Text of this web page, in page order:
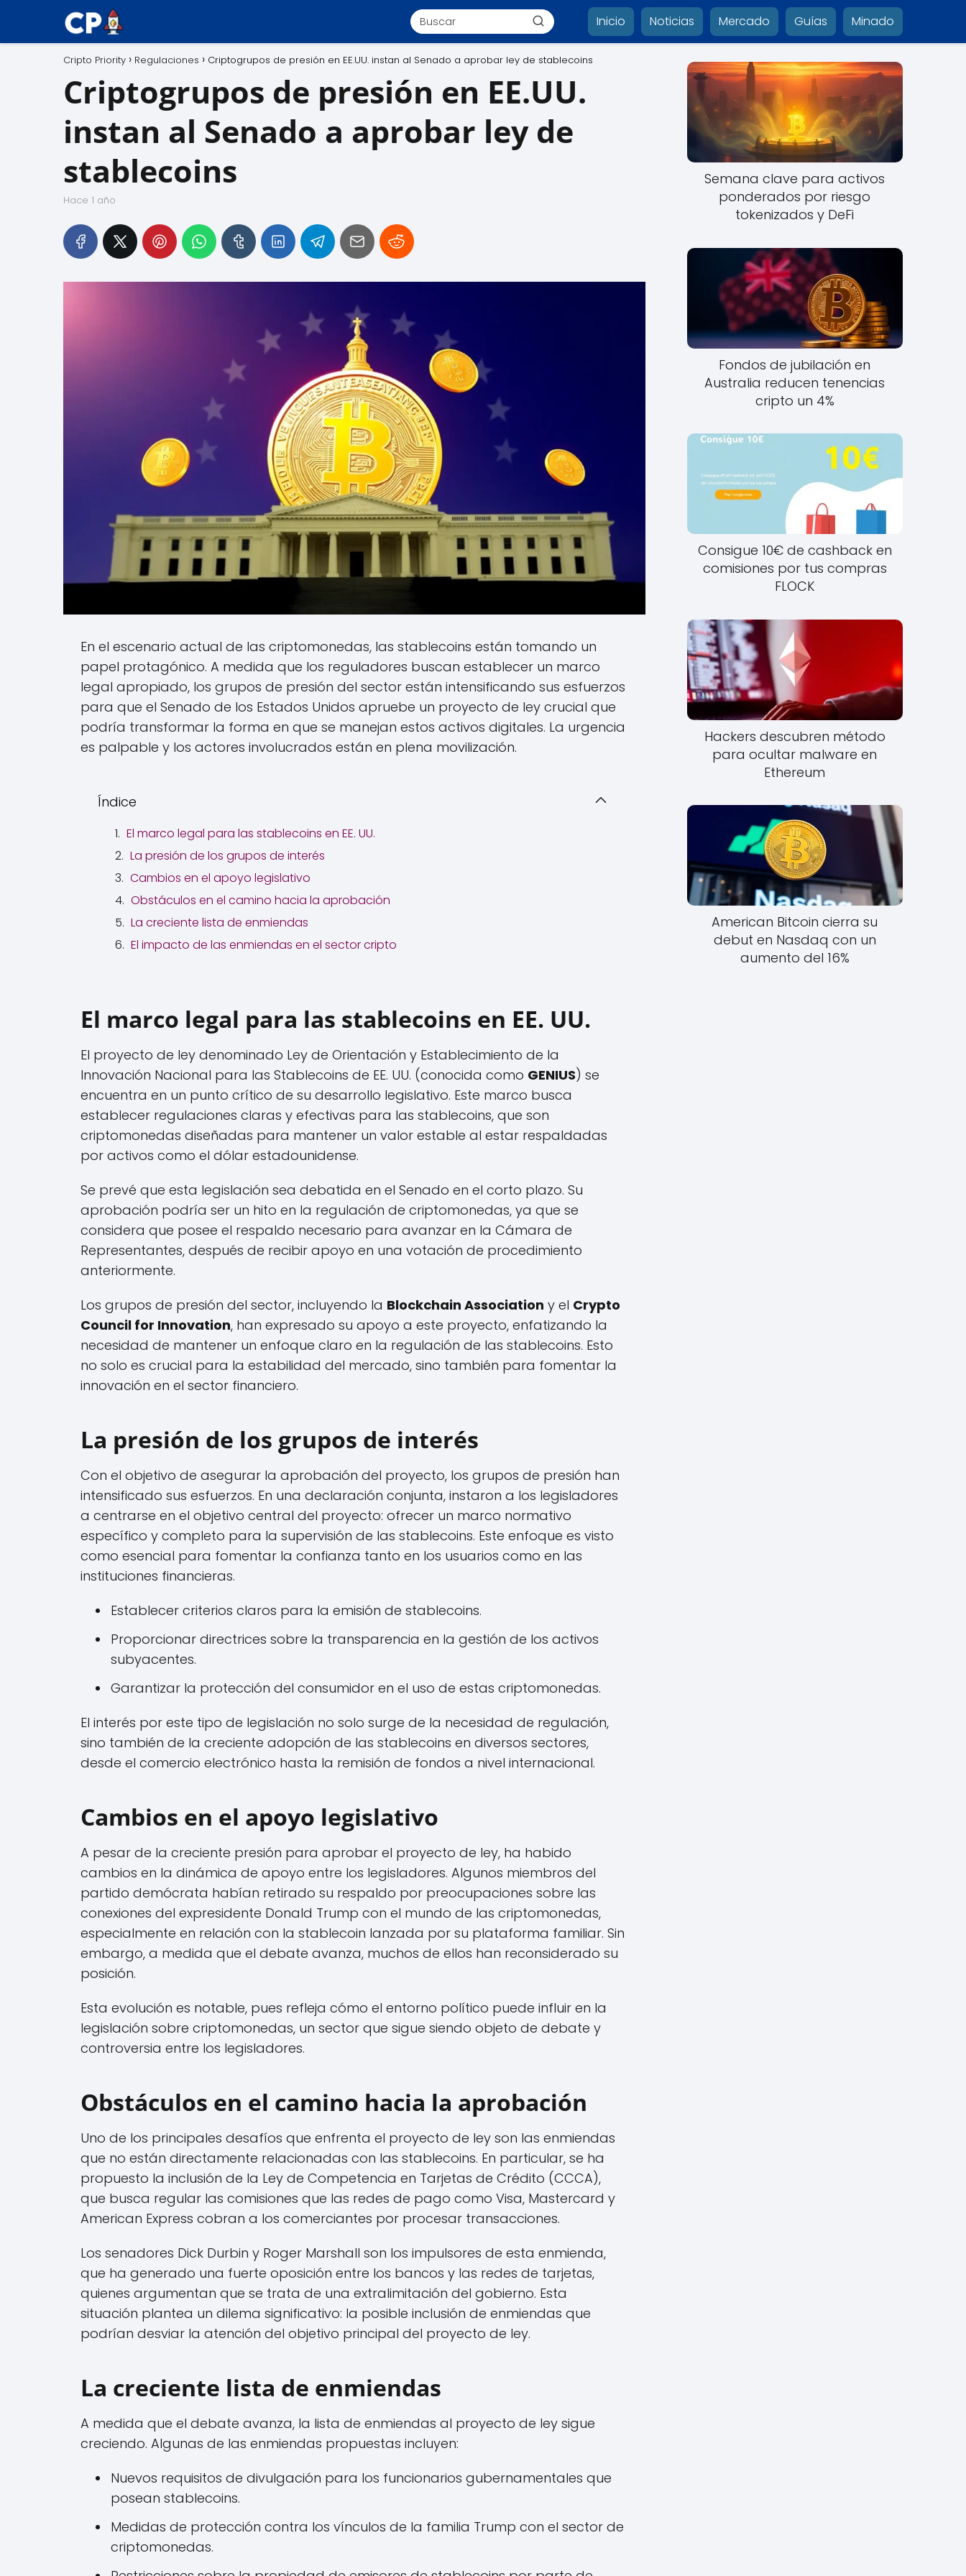
Inicio Noticias Mercado Guías Minado
Cripto Priority Regulaciones Criptogrupos de presión en EE.UU. instan al Senado a aprobar ley de stablecoins
Criptogrupos de presión en EE.UU.
instan al Senado a aprobar ley de
stablecoins
hace 1 año
En el escenario actual de las criptomonedas, las stablecoins están tomando un
papel protagónico. A medida que los reguladores buscan establecer un marco
legal apropiado, los grupos de presión del sector están intensificando sus esfuerzos
para que el Senado de los Estados Unidos apruebe un proyecto de ley crucial que
podría transformar la forma en que se manejan estos activos digitales. La urgencia
es palpable y los actores involucrados están en plena movilización.
Índice
El marco legal para las stablecoins en EE. UU.
La presión de los grupos de interés
Cambios en el apoyo legislativo
Obstáculos en el camino hacia la aprobación
La creciente lista de enmiendas
El impacto de las enmiendas en el sector cripto
El marco legal para las stablecoins en EE. UU.
El proyecto de ley denominado Ley de Orientación y Establecimiento de la
Innovación Nacional para las Stablecoins de EE. UU. (conocida como GENIUS) se
encuentra en un punto crítico de su desarrollo legislativo. Este marco busca
establecer regulaciones claras y efectivas para las stablecoins, que son
criptomonedas diseñadas para mantener un valor estable al estar respaldadas
por activos como el dólar estadounidense.
Se prevé que esta legislación sea debatida en el Senado en el corto plazo. Su
aprobación podría ser un hito en la regulación de criptomonedas, ya que se
considera que posee el respaldo necesario para avanzar en la Cámara de
Representantes, después de recibir apoyo en una votación de procedimiento
anteriormente.
Los grupos de presión del sector, incluyendo la Blockchain Association y el Crypto
Council for Innovation, han expresado su apoyo a este proyecto, enfatizando la
necesidad de mantener un enfoque claro en la regulación de las stablecoins. Esto
no solo es crucial para la estabilidad del mercado, sino también para fomentar la
innovación en el sector financiero.
La presión de los grupos de interés
Con el objetivo de asegurar la aprobación del proyecto, los grupos de presión han
intensificado sus esfuerzos. En una declaración conjunta, instaron a los legisladores
a centrarse en el objetivo central del proyecto: ofrecer un marco normativo
específico y completo para la supervisión de las stablecoins. Este enfoque es visto
como esencial para fomentar la confianza tanto en los usuarios como en las
instituciones financieras.
Establecer criterios claros para la emisión de stablecoins.
Proporcionar directrices sobre la transparencia en la gestión de los activos
subyacentes.
Garantizar la protección del consumidor en el uso de estas criptomonedas.
El interés por este tipo de legislación no solo surge de la necesidad de regulación,
sino también de la creciente adopción de las stablecoins en diversos sectores,
desde el comercio electrónico hasta la remisión de fondos a nivel internacional.
Cambios en el apoyo legislativo
A pesar de la creciente presión para aprobar el proyecto de ley, ha habido
cambios en la dinámica de apoyo entre los legisladores. Algunos miembros del
partido demócrata habían retirado su respaldo por preocupaciones sobre las
conexiones del expresidente Donald Trump con el mundo de las criptomonedas,
especialmente en relación con la stablecoin lanzada por su plataforma familiar. Sin
embargo, a medida que el debate avanza, muchos de ellos han reconsiderado su
posición.
Esta evolución es notable, pues refleja cómo el entorno político puede influir en la
legislación sobre criptomonedas, un sector que sigue siendo objeto de debate y
controversia entre los legisladores.
Obstáculos en el camino hacia la aprobación
Uno de los principales desafíos que enfrenta el proyecto de ley son las enmiendas
que no están directamente relacionadas con las stablecoins. En particular, se ha
propuesto la inclusión de la Ley de Competencia en Tarjetas de Crédito (CCCA),
que busca regular las comisiones que las redes de pago como Visa, Mastercard y
American Express cobran a los comerciantes por procesar transacciones.
Los senadores Dick Durbin y Roger Marshall son los impulsores de esta enmienda,
que ha generado una fuerte oposición entre los bancos y las redes de tarjetas,
quienes argumentan que se trata de una extralimitación del gobierno. Esta
situación plantea un dilema significativo: la posible inclusión de enmiendas que
podrían desviar la atención del objetivo principal del proyecto de ley.
La creciente lista de enmiendas
A medida que el debate avanza, la lista de enmiendas al proyecto de ley sigue
creciendo. Algunas de las enmiendas propuestas incluyen:
Nuevos requisitos de divulgación para los funcionarios gubernamentales que
posean stablecoins.
Medidas de protección contra los vínculos de la familia Trump con el sector de
criptomonedas.
Semana clave para activos
ponderados por riesgo
tokenizados y DeFi
Fondos de jubilación en
Australia reducen tenencias
cripto un 4%
Consigue 10€ de cashback en
comisiones por tus compras
FLOCK
Hackers descubren método
para ocultar malware en
Ethereum
American Bitcoin cierra su
debut en Nasdaq con un
aumento del 16%